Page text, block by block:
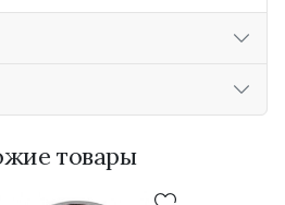
товары